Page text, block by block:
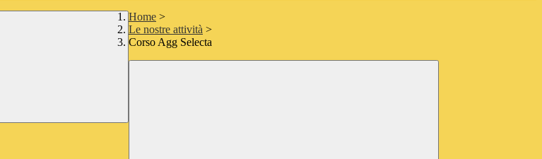
Home >
Le nostre attività >
Corso Agg Selecta